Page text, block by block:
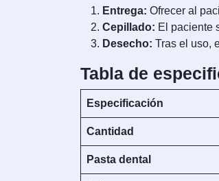
Entrega: Ofrecer al
Cepillado: El paciente
Desecho: Tras el uso,
Tabla de
Especificación
Cantidad
Pasta dental